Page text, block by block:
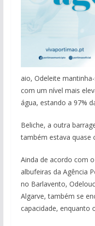
aio, Odeleite
com um nível mais
água, estando a 97%
Beliche, a outra
também estava quase
Ainda de acordo com
albufeiras da Agência
no Barlavento,
Algarve, também se
capacidade, enquanto